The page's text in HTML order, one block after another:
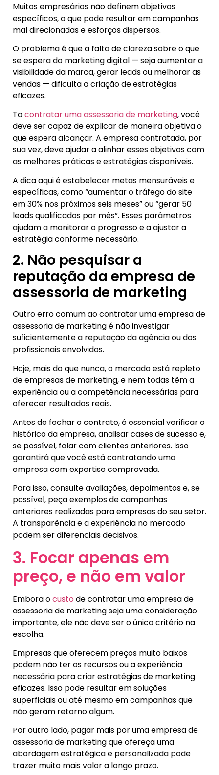
Muitos empresários não definem objetivos
específicos, o que pode resultar em campanhas
mal direcionadas e esforços dispersos.
O problema é que a falta de clareza sobre o que
se espera do marketing digital — seja aumentar a
visibilidade da marca, gerar leads ou melhorar as
vendas — dificulta a criação de estratégias
eficazes.
Tocontratar uma assessoria de marketing, você
deve ser capaz de explicar de maneira objetiva o
que espera alcançar. A empresa contratada, por
sua vez, deve ajudar a alinhar esses objetivos com
as melhores práticas e estratégias disponíveis.
A dica aqui é estabelecer metas mensuráveis e
específicas, como “aumentar o tráfego do site
em 30% nos próximos seis meses” ou “gerar 50
leads qualificados por mês”. Esses parâmetros
ajudam a monitorar o progresso e a ajustar a
estratégia conforme necessário.
2. Não pesquisar a
reputação da empresa de
assessoria de marketing
Outro erro comum ao contratar uma empresa de
assessoria de marketing é não investigar
suficientemente a reputação da agência ou dos
profissionais envolvidos.
Hoje, mais do que nunca, o mercado está repleto
de empresas de marketing, e nem todas têm a
experiência ou a competência necessárias para
oferecer resultados reais.
Antes de fechar o contrato, é essencial verificar o
histórico da empresa, analisar cases de sucesso e,
se possível, falar com clientes anteriores. Isso
garantirá que você está contratando uma
empresa com expertise comprovada.
Para isso, consulte avaliações, depoimentos e, se
possível, peça exemplos de campanhas
anteriores realizadas para empresas do seu setor.
A transparência e a experiência no mercado
podem ser diferenciais decisivos.
3. Focar apenas em
preço, e não em valor
Embora ocusto de contratar uma empresa de
assessoria de marketing seja uma consideração
importante, ele não deve ser o único critério na
escolha.
Empresas que oferecem preços muito baixos
podem não ter os recursos ou a experiência
necessária para criar estratégias de marketing
eficazes. Isso pode resultar em soluções
superficiais ou até mesmo em campanhas que
não geram retorno algum.
Por outro lado, pagar mais por uma empresa de
assessoria de marketing que ofereça uma
abordagem estratégica e personalizada pode
trazer muito mais valor a longo prazo.